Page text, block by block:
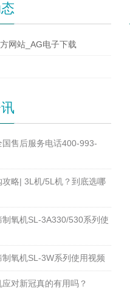
网站_AG电子下载
国售后服务电话400-993-
攻略| 3L机/5L机？到底选哪
制氧机SL-3A330/530系列使
制氧机SL-3W系列使用视频
对新冠真的有用吗？